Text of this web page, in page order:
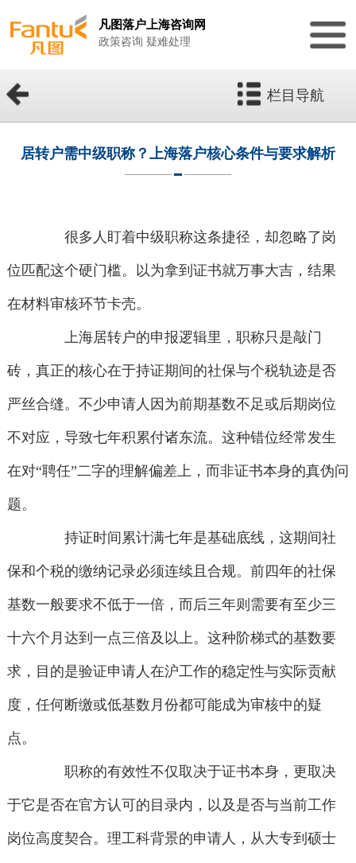
凡图落户上海咨询网
政策咨询 疑难处理
栏目导航
居转户需中级职称？上海落户核心条件与要求解析
很多人盯着中级职称这条捷径，却忽略了岗
位匹配这个硬门槛。以为拿到证书就万事大吉，结果
在材料审核环节卡壳。
上海居转户的申报逻辑里，职称只是敲门
砖，真正的核心在于持证期间的社保与个税轨迹是否
严丝合缝。不少申请人因为前期基数不足或后期岗位
不对应，导致七年积累付诸东流。这种错位经常发生
在对“聘任”二字的理解偏差上，而非证书本身的真伪问
题。
持证时间累计满七年是基础底线，这期间社
保和个税的缴纳记录必须连续且合规。前四年的社保
基数一般要求不低于一倍，而后三年则需要有至少三
十六个月达到一点三倍及以上。这种阶梯式的基数要
求，目的是验证申请人在沪工作的稳定性与实际贡献
度，任何断缴或低基数月份都可能成为审核中的疑
点。
职称的有效性不仅取决于证书本身，更取决
于它是否在官方认可的目录内，以及是否与当前工作
岗位高度契合。理工科背景的申请人，从大专到硕士